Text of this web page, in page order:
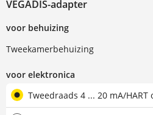
VEGADIS-adapter
voor behuizing
Tweekamerbehuizing
voor elektronica
Tweedraads 4 ... 20 mA/HART